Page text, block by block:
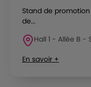
Stand de
de...
Hall 1 - Allée B -
En savoir +